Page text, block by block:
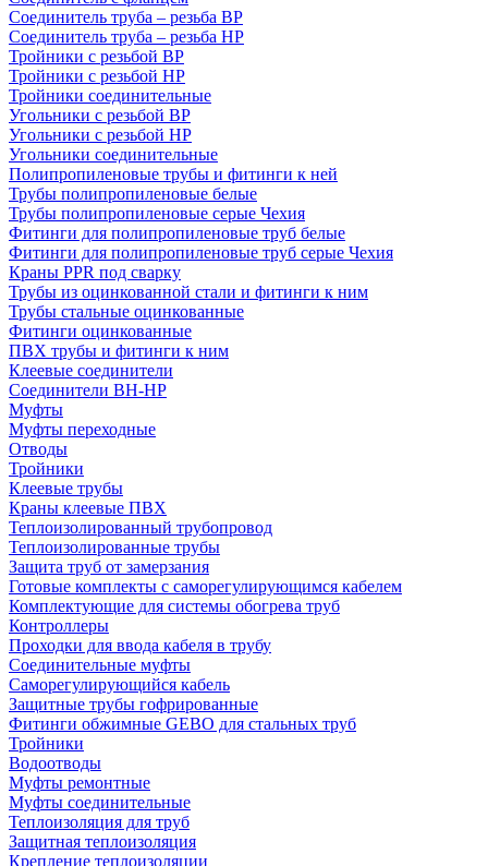
Соединитель труба – резьба ВР
Соединитель труба – резьба НР
Тройники с резьбой ВР
Тройники с резьбой НР
Тройники соединительные
Угольники с резьбой ВР
Угольники с резьбой НР
Угольники соединительные
Полипропиленовые трубы и фитинги к ней
Трубы полипропиленовые белые
Трубы полипропиленовые серые Чехия
Фитинги для полипропиленовые труб белые
Фитинги для полипропиленовые труб серые Чехия
Краны PPR под сварку
Трубы из оцинкованной стали и фитинги к ним
Трубы стальные оцинкованные
Фитинги оцинкованные
ПВХ трубы и фитинги к ним
Клеевые соединители
Соединители ВН-НР
Муфты
Муфты переходные
Отводы
Тройники
Клеевые трубы
Краны клеевые ПВХ
Теплоизолированный трубопровод
Теплоизолированные трубы
Защита труб от замерзания
Готовые комплекты с саморегулирующимся кабелем
Комплектующие для системы обогрева труб
Контроллеры
Проходки для ввода кабеля в трубу
Соединительные муфты
Саморегулирующийся кабель
Защитные трубы гофрированные
Фитинги обжимные GEBO для стальных труб
Тройники
Водоотводы
Муфты ремонтные
Муфты соединительные
Теплоизоляция для труб
Защитная теплоизоляция
Крепление теплоизоляции